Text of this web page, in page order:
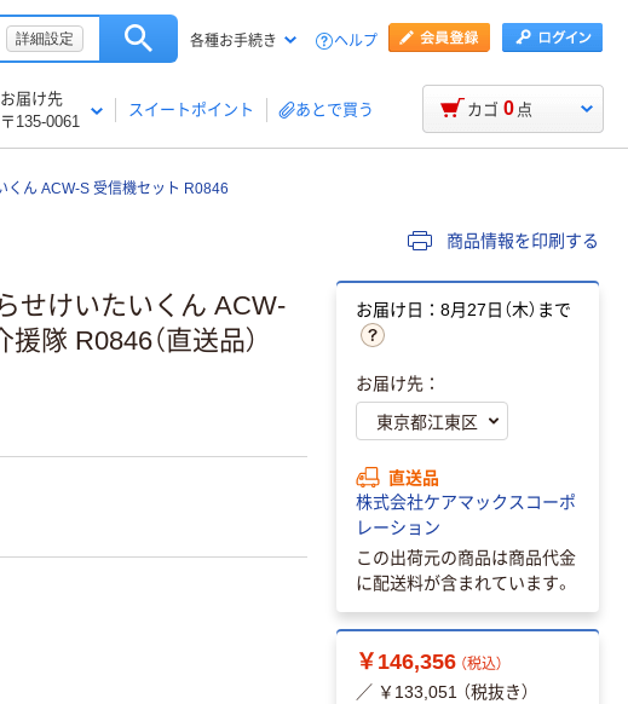
詳細設定 各種お手続き ヘルプ
お届け先
〒135-0061
スイートポイント あとで買う カゴ 0 点
くん ACW-S 受信機セット R0846
商品情報を印刷する
せけいたいくん ACW-
隊 R0846（直送品）
お届け日：8月27日（木）まで
お届け先：
直送品
株式会社ケアマックスコーポ
レーション
この出荷元の商品は商品代金
に配送料が含まれています。
￥146,356 （税込）
／ ￥133,051 （税抜き）